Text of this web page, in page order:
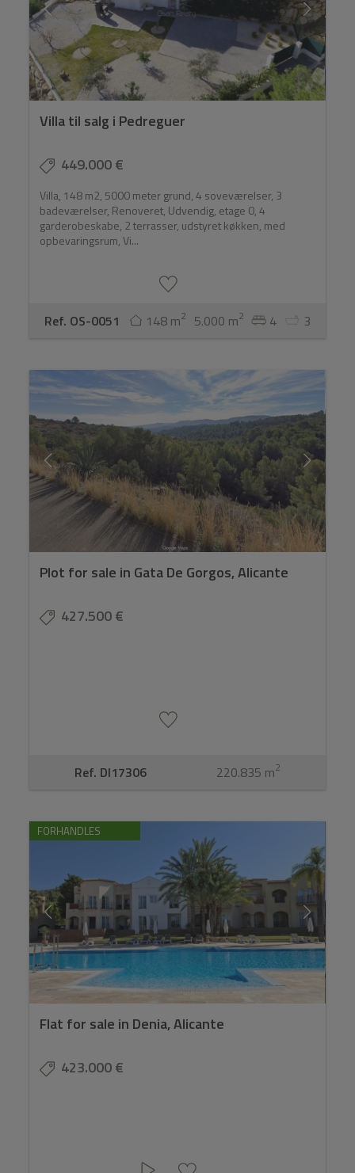
Villa til salg i Pedreguer
449.000 €
Villa, 148 m2, 5000 meter grund, 4 soveværelser, 3
badeværelser, Renoveret, Udvendig, etage 0, 4
garderobeskabe, 2 terrasser, udstyret køkken, med
opbevaringsrum, Vi...
Ref. OS-0051 148 m2 5.000 m2 4 3
Plot for sale in Gata De Gorgos, Alicante
427.500 €
Ref. DI17306 220.835 m2
FORHANDLES
Flat for sale in Denia, Alicante
423.000 €